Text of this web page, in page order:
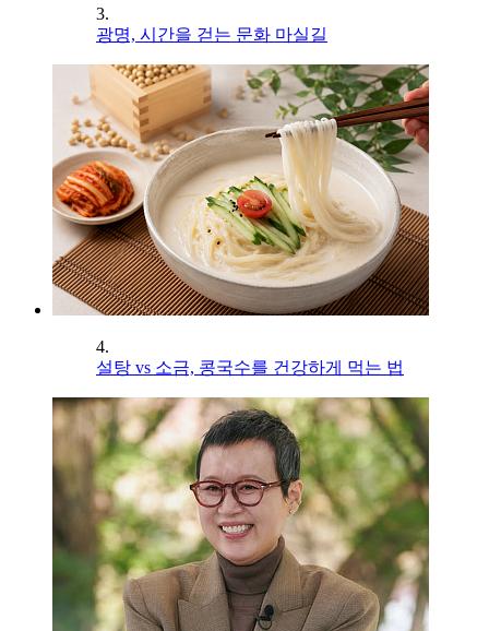
3.
광명, 시간을 걷는 문화 마실길
4.
설탕 vs 소금, 콩국수를 건강하게 먹는 법